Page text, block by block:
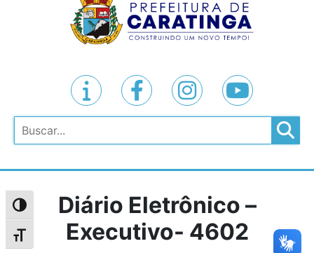
Alternar alto contraste
Alternar tamanho da fonte
Pesquisar
Diário Eletrônico –
Executivo- 4602